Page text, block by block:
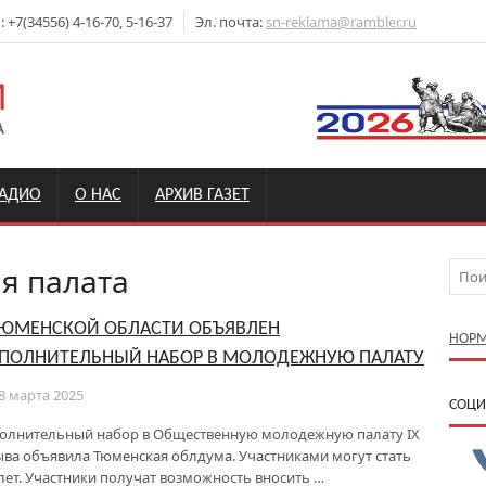
4-16-70, 5-16-37 Эл. почта: sn-reklama@rambler.ru
О НАС АРХИВ ГАЗЕТ
палата
ОБЛАСТИ ОБЪЯВЛЕН
НАБОР В МОЛОДЕЖНУЮ ПАЛАТУ
марта 2025
набор в Общественную молодежную палату IX
объявила Тюменская облдума. Участниками могут стать
Участники получат возможность вносить …